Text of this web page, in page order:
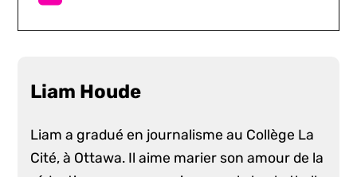
Liam Houde
Liam a gradué en journalisme au Collège La
Cité, à Ottawa. Il aime marier son amour de la